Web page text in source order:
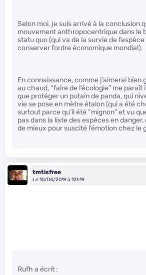
Selon moi, je suis arrivé à la conclusion
mouvement anthropocentrique dans le
statu quo (qui va de la survie de
conserver l’ordre économique mondial).
En connaissance, comme j’aimerai bien
au chaud, “faire de l’écologie” me
que protéger un putain de panda, qui
vie se pose en mètre étalon (qui a été
surtout parce qu’il été “mignon” et vu
pas dans la liste des espèces en danger,
de mieux pour suscité l’émotion chez le
tmtisfree
Le 10/04/2019 à 12h19
Rufh a écrit :